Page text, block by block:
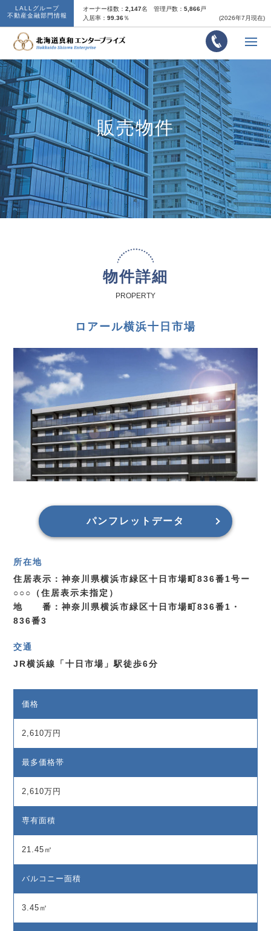
LALLグループ
不動産金融部門情報
オーナー様数：2,147名 管理戸数：5,866戸
入居率：99.36％ (2026年7月現在)
販売物件
物件詳細
PROPERTY
ロアール横浜十日市場
パンフレットデータ
所在地
住居表示：神奈川県横浜市緑区十日市場町836番1号ー
○○○（住居表示未指定）
地 番：神奈川県横浜市緑区十日市場町836番1・
836番3
交通
JR横浜線「十日市場」駅徒歩6分
価格
2,610万円
最多価格帯
2,610万円
専有面積
21.45㎡
バルコニー面積
3.45㎡